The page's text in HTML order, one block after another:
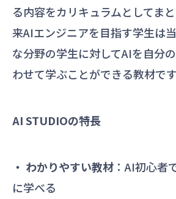
る内容をカリキュラムとしてま
来AIエンジニアを目指す学生は
な分野の学生に対してAIを自分
わせて学ぶことができる教材です
AI STUDIOの特長
・ わかりやすい教材 ：AI初心者
に学べる